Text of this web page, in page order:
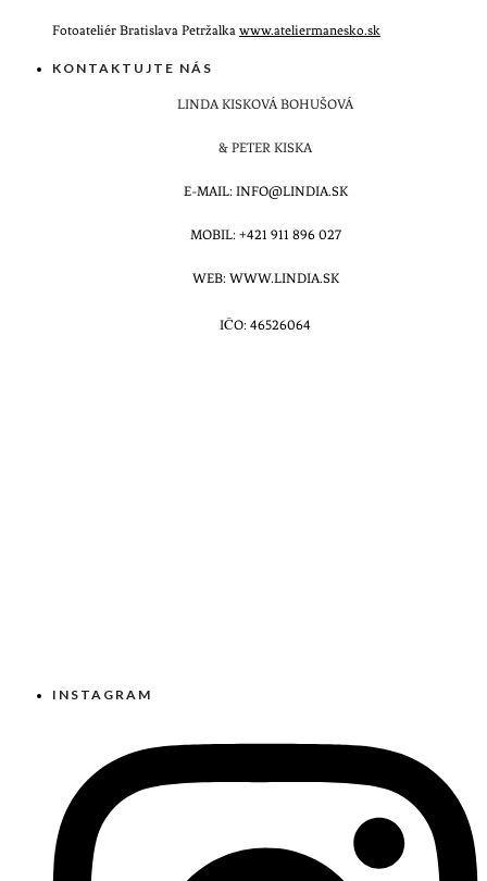
Fotoateliér Bratislava Petržalka www.ateliermanesko.sk
KONTAKTUJTE NÁS
LINDA KISKOVÁ BOHUŠOVÁ
& PETER KISKA
E-MAIL: INFO@LINDIA.SK
MOBIL: +421 911 896 027
WEB: WWW.LINDIA.SK
IČO: 46526064
INSTAGRAM